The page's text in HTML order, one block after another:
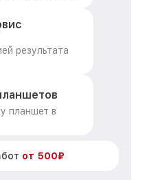
результата
планшет в
от 500₽